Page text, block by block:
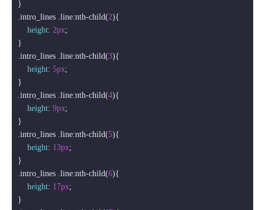
.intro_lines .line:nth-child(2){
height: 2px;
.intro_lines .line:nth-child(3){
height: 5px;
.intro_lines .line:nth-child(4){
height: 9px;
.intro_lines .line:nth-child(5){
height: 13px;
.intro_lines .line:nth-child(6){
height: 17px;